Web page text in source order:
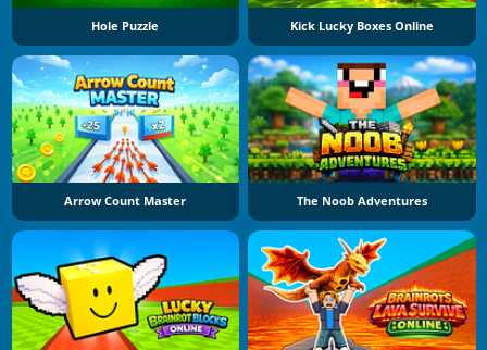
Hole Puzzle Kick Lucky Boxes Online
Arrow Count Master The Noob Adventures